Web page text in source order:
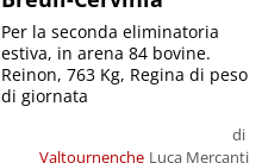
Valtournenche
di
Luca Mercanti
Per la seconda eliminatoria
estiva, in arena 84 bovine.
Reinon, 763 Kg, Regina di peso
di giornata